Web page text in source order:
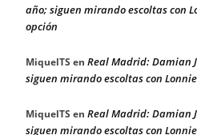
año; siguen mirando escoltas con
opción
MiquelTS en Real Madrid: Damian
siguen mirando escoltas con
MiquelTS en Real Madrid: Damian
siguen mirando escoltas con